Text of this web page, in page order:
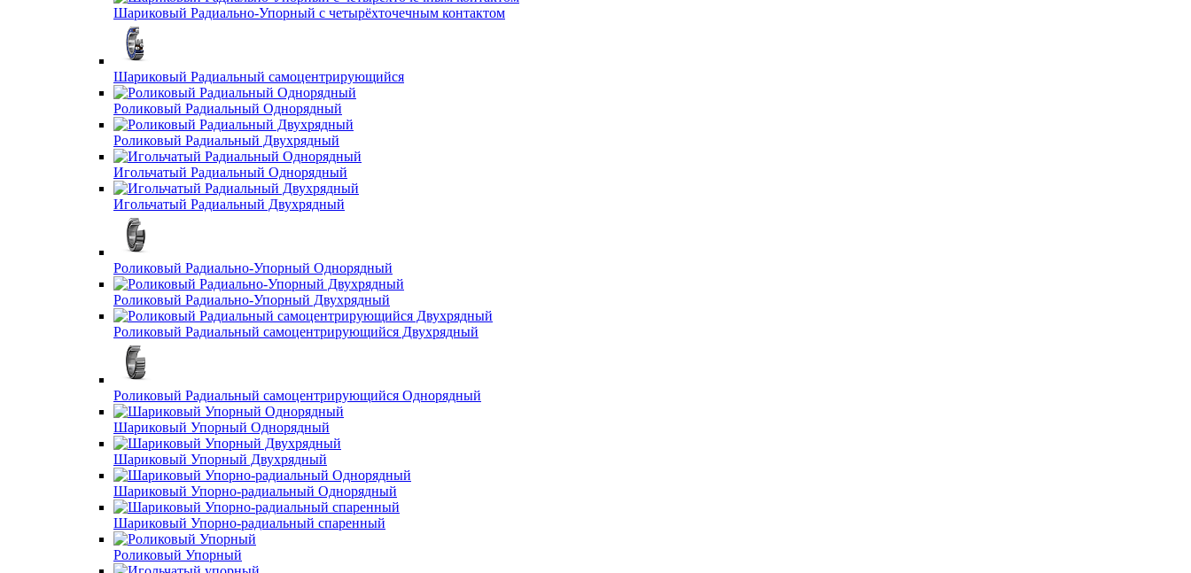
Шариковый Радиально-Упорный с четырёхточечным контактом
Шариковый Радиальный самоцентрирующийся
Роликовый Радиальный Однорядный
Роликовый Радиальный Двухрядный
Игольчатый Радиальный Однорядный
Игольчатый Радиальный Двухрядный
Роликовый Радиально-Упорный Однорядный
Роликовый Радиально-Упорный Двухрядный
Роликовый Радиальный самоцентрирующийся Двухрядный
Роликовый Радиальный самоцентрирующийся Однорядный
Шариковый Упорный Однорядный
Шариковый Упорный Двухрядный
Шариковый Упорно-радиальный Однорядный
Шариковый Упорно-радиальный спаренный
Роликовый Упорный